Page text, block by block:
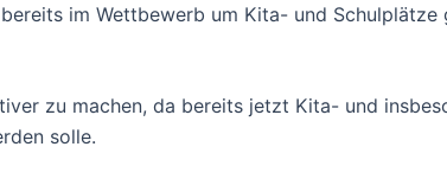
im Wettbewerb um Kita- und Schulplätze
zu machen, da bereits jetzt Kita- und
solle.